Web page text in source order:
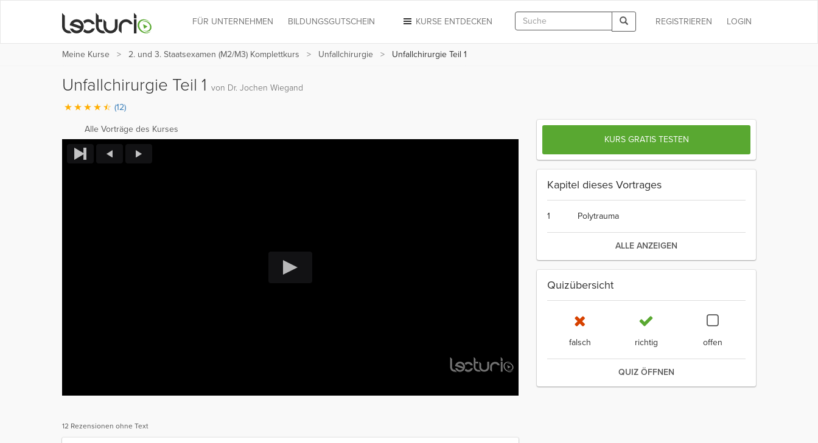
LOGIN
REGISTRIEREN
KURSE ENTDECKEN
FÜR UNTERNEHMEN BILDUNGSGUTSCHEIN
Meine Kurse 2. und 3. Staatsexamen (M2/M3) Komplettkurs Unfallchirurgie Unfallchirurgie Teil 1
Unfallchirurgie Teil 1 von Dr. Jochen Wiegand
(12)
Alle Vorträge des Kurses
12 Rezensionen ohne Text
KURS GRATIS TESTEN
Kapitel dieses Vortrages
1 Polytrauma
ALLE ANZEIGEN
Quizübersicht
falsch richtig offen
QUIZ ÖFFNEN